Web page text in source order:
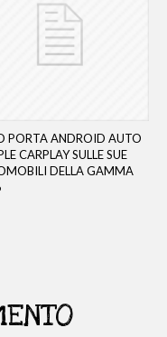
PORTA ANDROID AUTO
CARPLAY SULLE SUE
DELLA GAMMA